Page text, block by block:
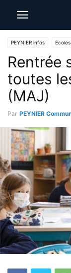
PEYNIER infos Ecoles
Rentrée
toutes
(MAJ)
Par PEYNIER